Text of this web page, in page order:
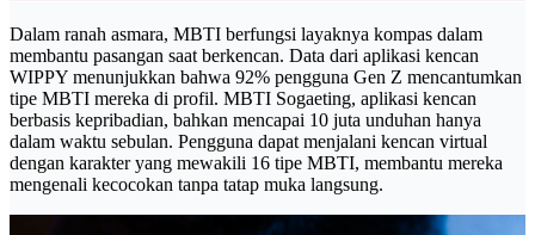
Dalam ranah asmara, MBTI berfungsi layaknya kompas dalam
membantu pasangan saat berkencan. Data dari aplikasi kencan
WIPPY menunjukkan bahwa 92% pengguna Gen Z mencantumkan
tipe MBTI mereka di profil. MBTI Sogaeting, aplikasi kencan
berbasis kepribadian, bahkan mencapai 10 juta unduhan hanya
dalam waktu sebulan. Pengguna dapat menjalani kencan virtual
dengan karakter yang mewakili 16 tipe MBTI, membantu mereka
mengenali kecocokan tanpa tatap muka langsung.